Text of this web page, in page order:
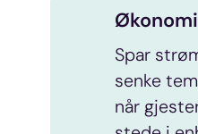
Økonomi
Spar
senke
når